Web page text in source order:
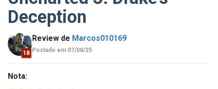
Deception
18
Review de Marcos010169
Postado em 07/08/25
Nota: